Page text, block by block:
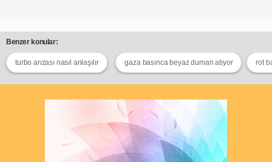
Benzer konular:
turbo arızası nasıl anlaşılır gaza basınca beyaz duman atıyor rot